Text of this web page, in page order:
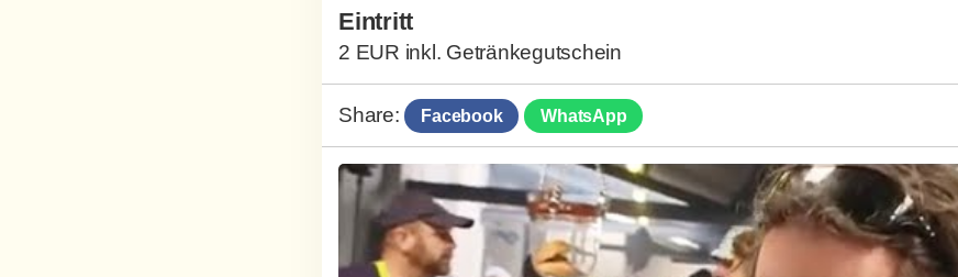
Eintritt
2 EUR inkl. Getränkegutschein
Share: Facebook WhatsApp